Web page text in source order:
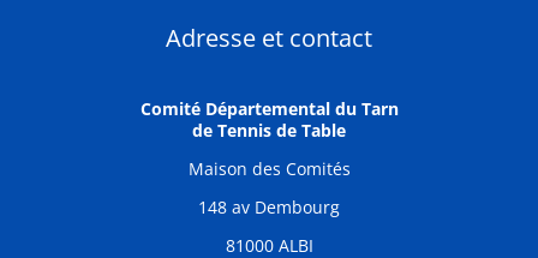
Adresse et contact
Comité Départemental du Tarn
de Tennis de Table
Maison des Comités
148 av Dembourg
81000 ALBI